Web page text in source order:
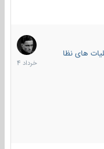
های نظامی خارجی
5
خرداد
1404